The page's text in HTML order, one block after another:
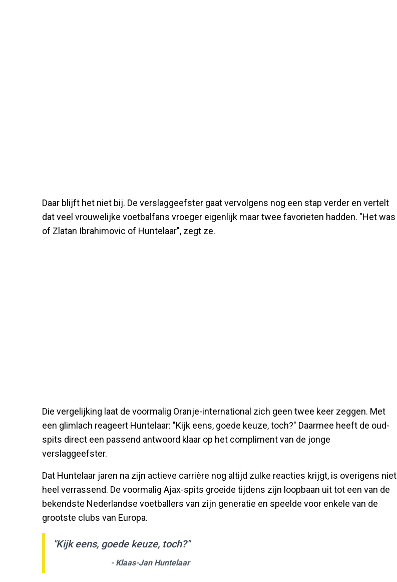
Daar blijft het niet bij. De verslaggeefster gaat vervolgens nog een stap verder en vertelt
dat veel vrouwelijke voetbalfans vroeger eigenlijk maar twee favorieten hadden. "Het was
of Zlatan Ibrahimovic of Huntelaar", zegt ze.
Die vergelijking laat de voormalig Oranje-international zich geen twee keer zeggen. Met
een glimlach reageert Huntelaar: "Kijk eens, goede keuze, toch?" Daarmee heeft de oud-
spits direct een passend antwoord klaar op het compliment van de jonge
verslaggeefster.
Dat Huntelaar jaren na zijn actieve carrière nog altijd zulke reacties krijgt, is overigens niet
heel verrassend. De voormalig Ajax-spits groeide tijdens zijn loopbaan uit tot een van de
bekendste Nederlandse voetballers van zijn generatie en speelde voor enkele van de
grootste clubs van Europa.
"Kijk eens, goede keuze, toch?"
- Klaas-Jan Huntelaar